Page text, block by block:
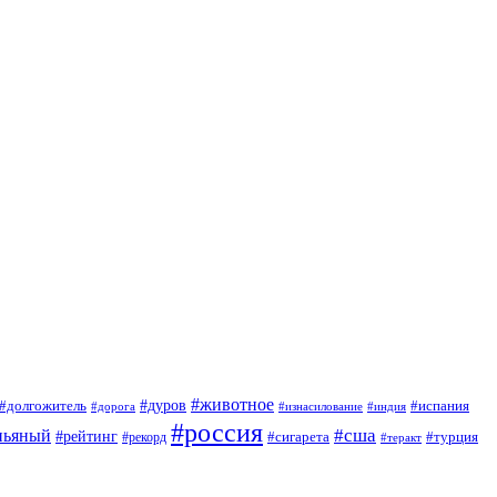
#долгожитель #дорога #дуров #животное #изнасилование #индия #испания
#рейтинг #рекорд #россия #сигарета #сша #теракт #турция